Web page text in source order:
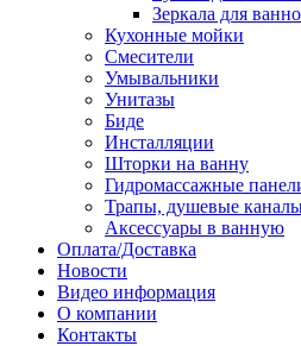
Зеркала для
Кухонные мойки
Смесители
Умывальники
Унитазы
Биде
Инсталляции
Шторки на ванну
Гидромассажные
Трапы, душевые
Аксессуары в ванную
Оплата/Доставка
Новости
Видео информация
О компании
Контакты